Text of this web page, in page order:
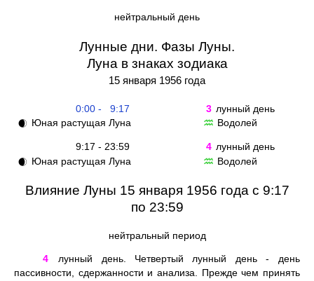
нейтральный день
Лунные дни. Фазы Луны.
Луна в знаках зодиака
15 января 1956 года
0:00 - 9:17 3 лунный день
🌒 Юная растущая Луна ♒ Водолей
9:17 - 23:59 4 лунный день
🌒 Юная растущая Луна ♒ Водолей
Влияние Луны 15 января 1956 года с 9:17
по 23:59
нейтральный период
4
лунный день. Четвертый лунный день - день
пассивности, сдержанности и анализа. Прежде чем принять